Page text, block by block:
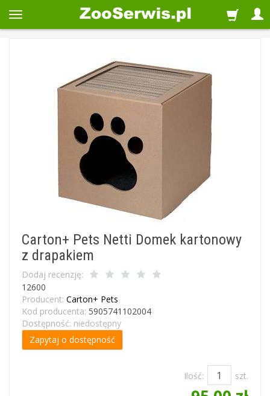
Carton+ Pets Netti Domek kartonowy
z drapakiem
Dodaj recenzję:
12600
Producent: Carton+ Pets
Kod producenta: 5905741102004
Dostępność: niedostępny
Zapytaj o dostępność
Ilość: szt.